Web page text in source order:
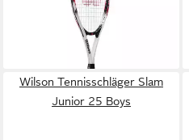
weiss/schwarz/rot - besaitet
lieferbar - in 3-4 Werktagen bei dir
Wilson Tennisschläger Slam
Junior 25 Boys